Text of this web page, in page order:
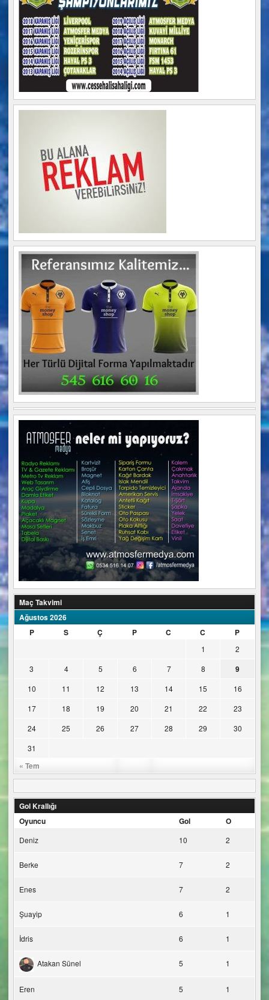
Maç Takvimi
Ağustos 2026
P
S Ç P C C P
« Tem
1
2
3
4 5 6 7 8 9
10 11 12 13 14 15
16
17
18 19 20 21 22
23
24
25 26 27 28 29
30
31
Gol Krallığı
Oyuncu
Gol O
Deniz 10 2
Berke 7 2
Enes 7 2
Şuayip 6 1
İdris 6 1
Atakan Sünel 5 1
Eren 5 1